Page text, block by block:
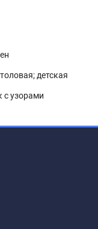
детская
с узорами